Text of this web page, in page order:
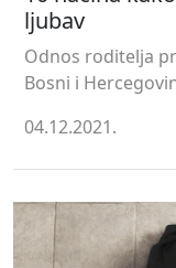
ljubav
Odnos roditelja
Bosni i
04.12.2021.